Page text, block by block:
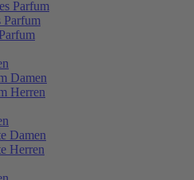
Parfum
Parfum
Damen
Herren
Damen
Herren